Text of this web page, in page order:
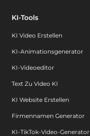
KI-Tools
KI Video Erstellen
KI-Animationsgenerator
KI-Videoeditor
Text Zu Video KI
KI Website Erstellen
Firmennamen Generator
KI-TikTok-Video-Generator